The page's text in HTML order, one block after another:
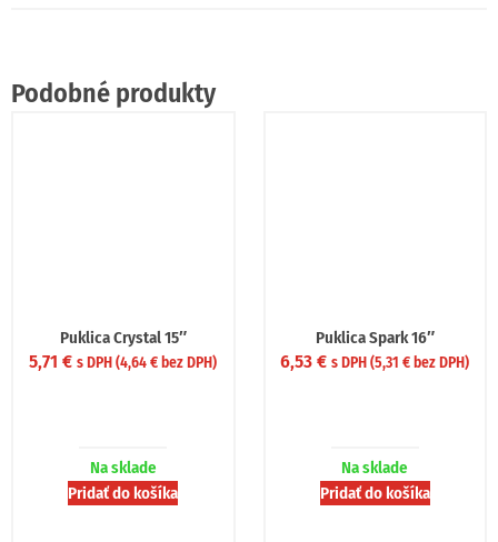
Podobné produkty
Crystal 15″
s DPH (4,64€bez DPH)
Pridať do košíka
Puklica Spark 16″
6,53 s DPH (5,31€bez DPH)
Pridať do košíka